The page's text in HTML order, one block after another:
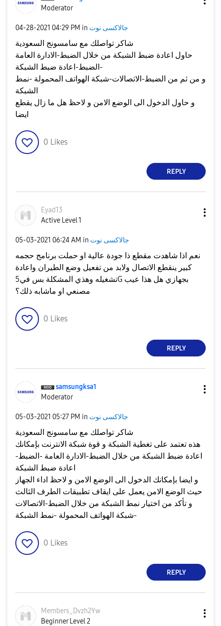
Moderator
‎04-28-2021 04:29 PM in جالاكسى نوت
شاكر تواصلك مع سامسونج السعودية
حاول اعادة ضبط الشبكة من خلال الضبط-الادارة العامة
-الضبط-اعادة ضبط الشبكة
و من ثم من الضبط-الاتصالات-شبكة الهواتف المحمولة -نمط
الشبكة
و حاول الدخول الى الوضع الامن و لاحظ هل ما زال يقطع
ايضا
0 Likes
REPLY
Eyad13
Active Level 1
‎05-03-2021 06:24 AM in جالاكسى نوت
نعم اذا شاهدت مقطع ذا جودة عالية او حملت برنامج حجمه
كبير ينقطع الاتصال ولابد من تفعيل وضع الطيران واعادة
تشغيله وهذي المشكلة بس في5G بجهازي هل هذا عيب
مصنعي او ماشابه ذلك؟
0 Likes
REPLY
samsungksa1
Moderator
‎05-03-2021 05:27 PM in جالاكسى نوت
شاكر تواصلك مع سامسونج السعودية
هذه تعتمد على تغطية الشبكة و قوة شبكة الانترنت بإمكانك
اعادة ضبط الشبكة من خلال الضبط-الادارة العامة -الضبط-
اعادة ضبط الشبكة
و ايضا بإمكانك الدخول الى الوضع الامن و لاحظ اداء الجهاز
حيث الوضع الامن يعمل على ايقاف تطبيقات الطرف الثالث
و تأكد من اختيار نمط الشبكة من خلال الضبط-الاتصالات
-شبكة الهواتف المحمولة -نمط الشبكة
0 Likes
REPLY
Members_Dvzh2Yw
Beginner Level 2